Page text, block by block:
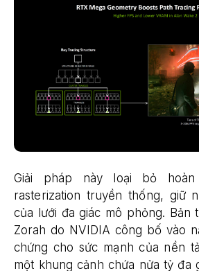
Giải pháp này loại bỏ
rasterization truyền thống, giữ
của lưới đa giác mô phỏng. Bản
Zorah do NVIDIA công bố vào
chứng cho sức mạnh của nền
một khung cảnh chứa nửa tỷ đa